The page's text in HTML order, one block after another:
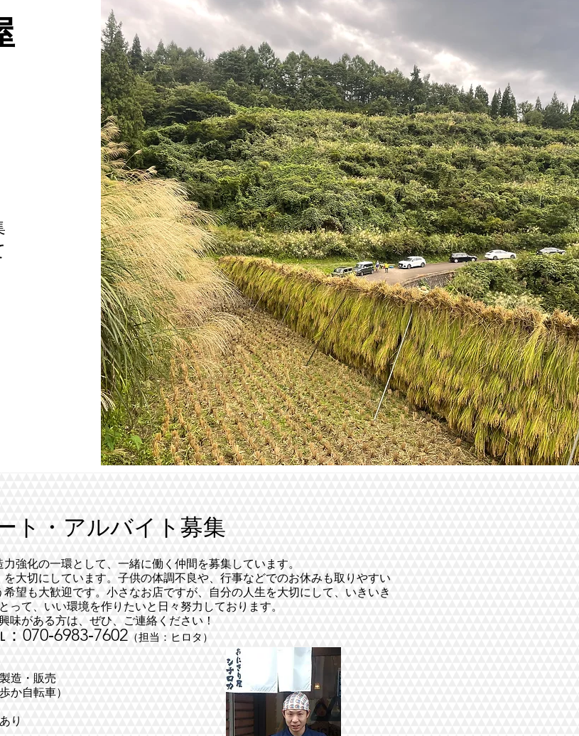
ト・アルバイト募集
力強化の一環として、一緒に働く仲間を募集しています。
大切にしています。 子供の体調不良や、行事などでのお休みも取りやすい
望も大歓迎です。小さなお店ですが、自分の人生を大切にして、いきいき
って、いい環境を作りたいと日々努力しております。
味がある方は、ぜひ、ご連絡ください！
070‐6983‐7602（担当：ヒロタ）
造・販売
自転車）
り